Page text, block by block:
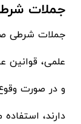
جملات
علمی،
و در صورت
دارند،